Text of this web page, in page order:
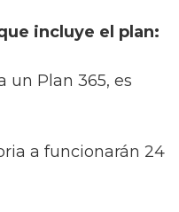
incluye el plan:
un Plan 365, es
a funcionarán 24